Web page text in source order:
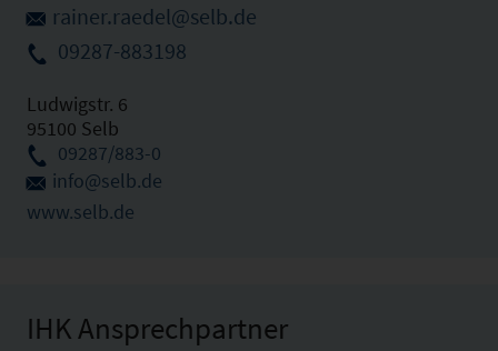
rainer.raedel@selb.de
09287-883198
Ludwigstr. 6
95100 Selb
09287/883-0
info@selb.de
www.selb.de
IHK Ansprechpartner